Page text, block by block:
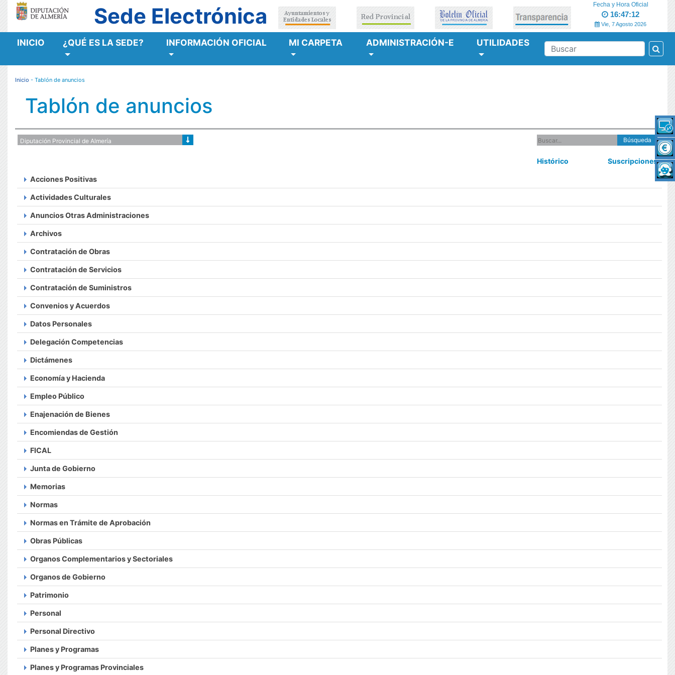
Sede Electrónica Fecha y Hora Oficial
16:47:12
Vie, 7 Agosto 2026
MENÚ RESPONSIVE
INICIO ¿QUÉ ES LA SEDE? INFORMACIÓN OFICIAL MI CARPETA ADMINISTRACIÓN-E UTILIDADES
BUSCAR
Inicio - Tablón de anuncios
Tablón de anuncios
Búsqueda
Histórico Suscripciones
Acciones Positivas
Actividades Culturales
Anuncios Otras Administraciones
Archivos
Contratación de Obras
Contratación de Servicios
Contratación de Suministros
Convenios y Acuerdos
Datos Personales
Delegación Competencias
Dictámenes
Economía y Hacienda
Empleo Público
Enajenación de Bienes
Encomiendas de Gestión
FICAL
Junta de Gobierno
Memorias
Normas
Normas en Trámite de Aprobación
Obras Públicas
Organos Complementarios y Sectoriales
Organos de Gobierno
Patrimonio
Personal
Personal Directivo
Planes y Programas
Planes y Programas Provinciales